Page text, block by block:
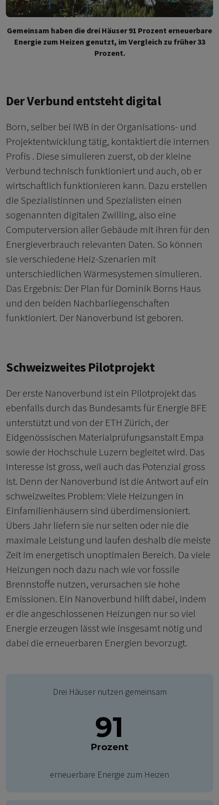
Gemeinsam haben die drei Häuser 91 Prozent erneuerbare
Energie zum Heizen genutzt, im Vergleich zu früher 33
Prozent.
Der Verbund entsteht digital
Born, selber bei IWB in der Organisations- und
Projektentwicklung tätig, kontaktiert die internen
Profis . Diese simulieren zuerst, ob der kleine
Verbund technisch funktioniert und auch, ob er
wirtschaftlich funktionieren kann. Dazu erstellen
die Spezialistinnen und Spezialisten einen
sogenannten digitalen Zwilling, also eine
Computerversion aller Gebäude mit ihren für den
Energieverbrauch relevanten Daten. So können
sie verschiedene Heiz-Szenarien mit
unterschiedlichen Wärmesystemen simulieren.
Das Ergebnis: Der Plan für Dominik Borns Haus
und den beiden Nachbarliegenschaften
funktioniert. Der Nanoverbund ist geboren.
Schweizweites Pilotprojekt
Der erste Nanoverbund ist ein Pilotprojekt das
ebenfalls durch das Bundesamts für Energie BFE
unterstützt und von der ETH Zürich, der
Eidgenössischen Materialprüfungsanstalt Empa
sowie der Hochschule Luzern begleitet wird. Das
Interesse ist gross, weil auch das Potenzial gross
ist. Denn der Nanoverbund ist die Antwort auf ein
schweizweites Problem: Viele Heizungen in
Einfamilienhäusern sind überdimensioniert.
Übers Jahr liefern sie nur selten oder nie die
maximale Leistung und laufen deshalb die meiste
Zeit im energetisch unoptimalen Bereich. Da viele
Heizungen noch dazu nach wie vor fossile
Brennstoffe nutzen, verursachen sie hohe
Emissionen. Ein Nanoverbund hilft dabei, indem
er die angeschlossenen Heizungen nur so viel
Energie erzeugen lässt wie insgesamt nötig und
dabei die erneuerbaren Energien bevorzugt.
Drei Häuser nutzen gemeinsam
91
Prozent
erneuerbare Energie zum Heizen